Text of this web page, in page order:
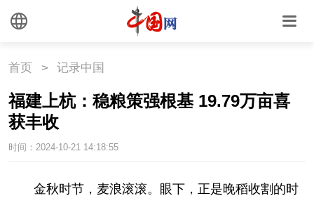
首页 > 记录中国
福建上杭：稳粮策强根基 19.79万亩喜
获丰收
时间：2024-10-21 14:18:55
金秋时节，麦浪滚滚。眼下，正是晚稻收割的时